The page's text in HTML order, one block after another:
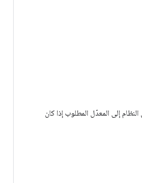
لقطة في الثانية، ثم سيتحوّل النظام إلى المعدّل المطلوب إذا كان